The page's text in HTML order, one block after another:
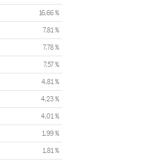
16,66 %
7,81 %
7,78 %
7,57 %
4,81 %
4,23 %
4,01 %
1,99 %
1,81 %